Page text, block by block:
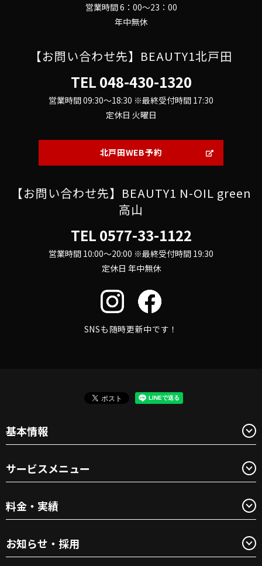
営業時間 6：00～23：00
年中無休
【お問い合わせ先】BEAUTY1北戸田
TEL 048-430-1320
営業時間 09:30～18:30 ※最終受付時間 17:30
定休日 火曜日
北戸田WEB予約
【お問い合わせ先】BEAUTY1 N-OIL green
高山
TEL 0577-33-1122
営業時間 10:00～20:00 ※最終受付時間 19:30
定休日 年中無休
SNSも随時更新中です！
基本情報
サービスメニュー
料金・実績
お知らせ・採用